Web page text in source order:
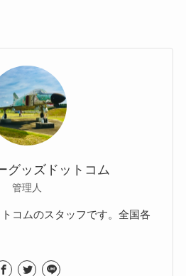
グッズドットコム
管理人
コムのスタッフです。全国各